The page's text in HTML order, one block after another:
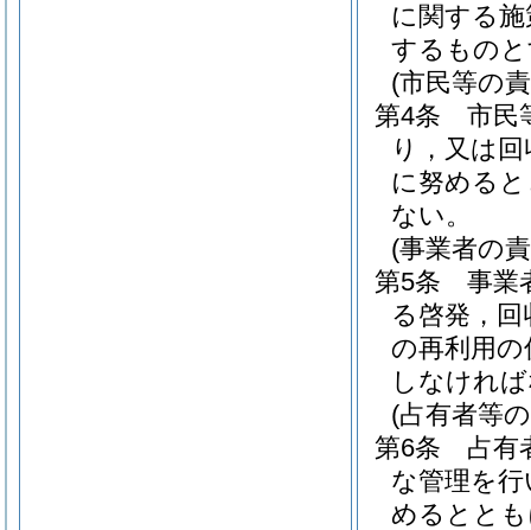
に関する施
するもの
(市民等の
第4条
市民
り，又は
に努める
ない。
(事業者の
第5条
事業
る啓発，
の再利用
しなけれ
(占有者等
第6条
占有
な管理を
めるとと